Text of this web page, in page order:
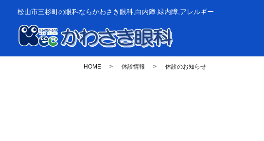
松山市三杉町の眼科ならかわさき眼科,白内障 緑内障,アレルギー
HOME 休診情報 休診のお知らせ